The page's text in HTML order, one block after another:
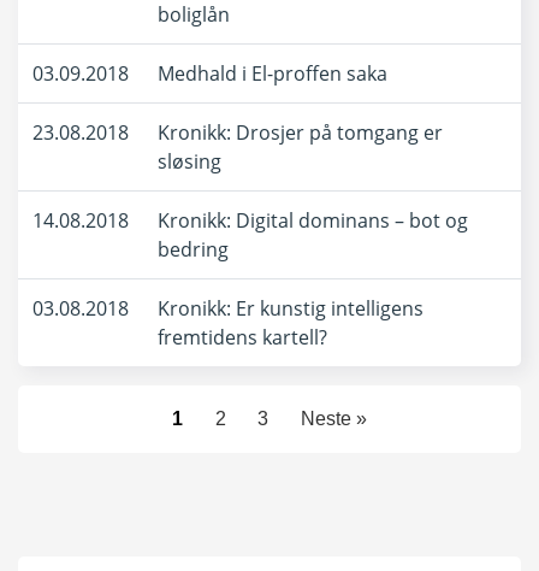
boliglån
03.09.2018 Medhald i El-proffen saka
23.08.2018
Kronikk: Drosjer på tomgang er
sløsing
14.08.2018
Kronikk: Digital dominans – bot og
bedring
03.08.2018
Kronikk: Er kunstig intelligens
fremtidens kartell?
1 2 3 Neste »